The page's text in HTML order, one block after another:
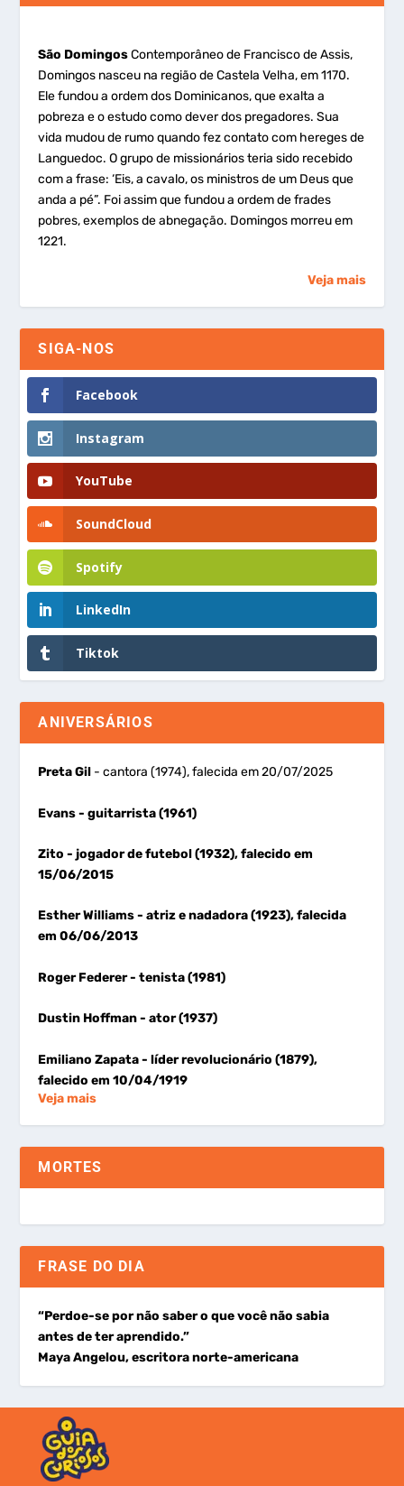
São DomingosContemporâneo de Francisco de Assis,
Domingos nasceu na região de Castela Velha, em 1170.
Ele fundou a ordem dos Dominicanos, que exalta a
pobreza e o estudo como dever dos pregadores. Sua
vida mudou de rumo quando fez contato com hereges de
Languedoc. O grupo de missionários teria sido recebido
com a frase: ‘Eis, a cavalo, os ministros de um Deus que
anda a pé”. Foi assim que fundou a ordem de frades
pobres, exemplos de abnegação. Domingos morreu em
1221.
Veja mais
SIGA-NOS
Facebook
Instagram
YouTube
SoundCloud
Spotify
LinkedIn
Tiktok
ANIVERSÁRIOS
Preta Gil - cantora (1974), falecida em 20/07/2025
Evans- guitarrista (1961)
Zito- jogador de futebol (1932), falecido em
15/06/2015
Esther Williams- atriz e nadadora (1923), falecida
em 06/06/2013
Roger Federer- tenista (1981)
Dustin Hoffman- ator (1937)
Emiliano Zapata- líder revolucionário (1879),
falecido em 10/04/1919
Veja mais
MORTES
FRASE DO DIA
“Perdoe-se por não saber o que você não sabia
antes de ter aprendido.”
Maya Angelou, escritora norte-americana